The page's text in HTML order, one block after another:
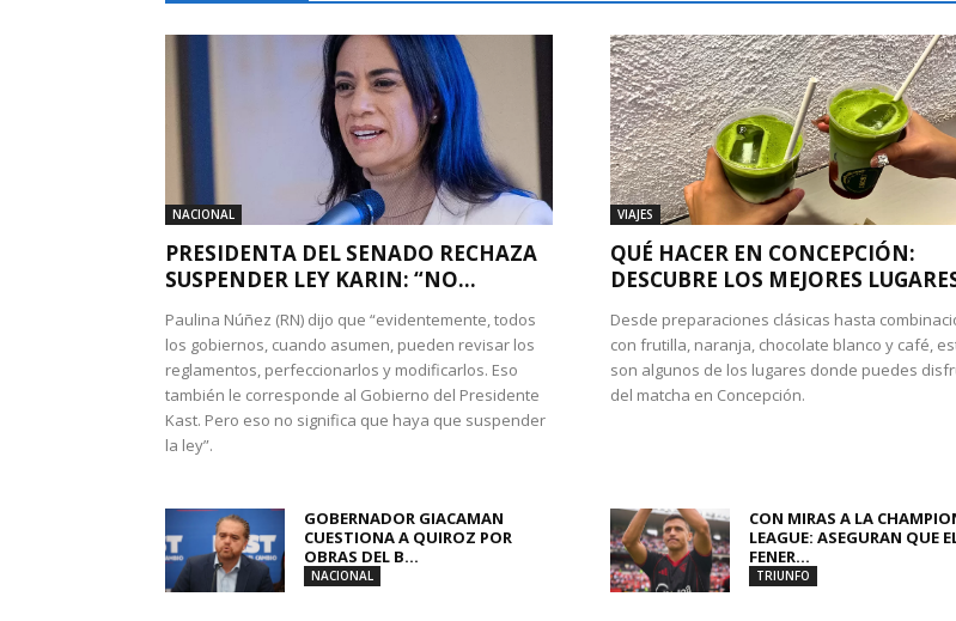
NACIONAL
PRESIDENTA DEL SENADO RECHAZA
SUSPENDER LEY KARIN: “NO...
Paulina Núñez (RN) dijo que “evidentemente, todos
los gobiernos, cuando asumen, pueden revisar los
reglamentos, perfeccionarlos y modificarlos. Eso
también le corresponde al Gobierno del Presidente
Kast. Pero eso no significa que haya que suspender
la ley”.
VIAJES
QUÉ HACER EN CONCEPCIÓN:
DESCUBRE LOS MEJORES
Desde preparaciones clásicas hasta
con frutilla, naranja, chocolate blanco y café,
son algunos de los lugares donde puedes
del matcha en Concepción.
GOBERNADOR GIACAMAN
CUESTIONA A QUIROZ POR
OBRAS DEL B...
NACIONAL
CON MIRAS A LA
LEAGUE: ASEGURAN QUE
FENER...
TRIUNFO